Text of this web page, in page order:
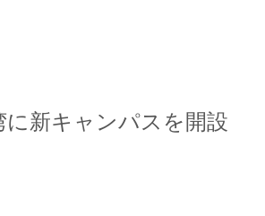
に新キャンパスを開設